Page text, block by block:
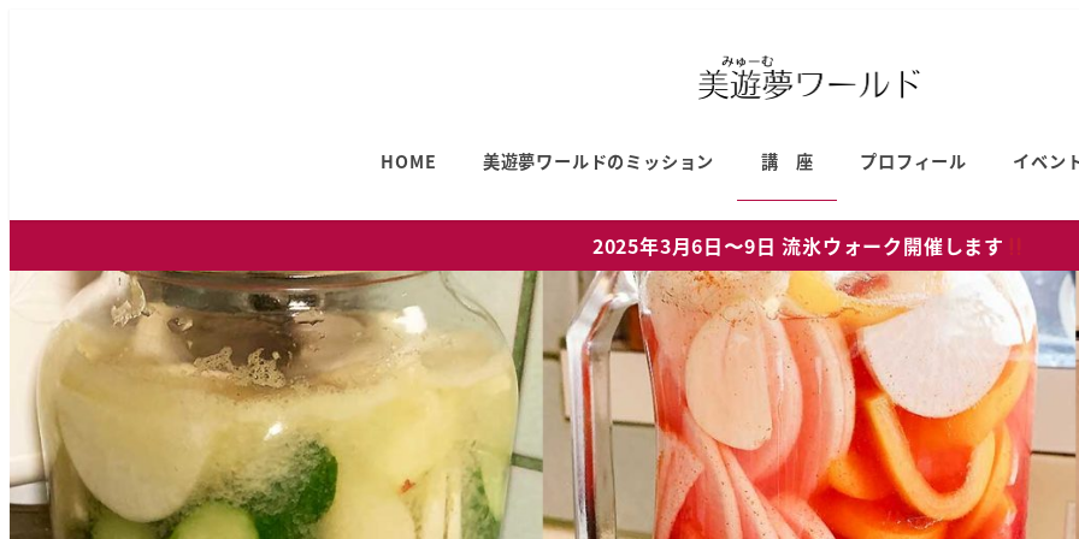
HOME 美遊夢ワールドのミッション 講 座 プロフィール イベン
2025年3月6日〜9日 流氷ウォーク開催します